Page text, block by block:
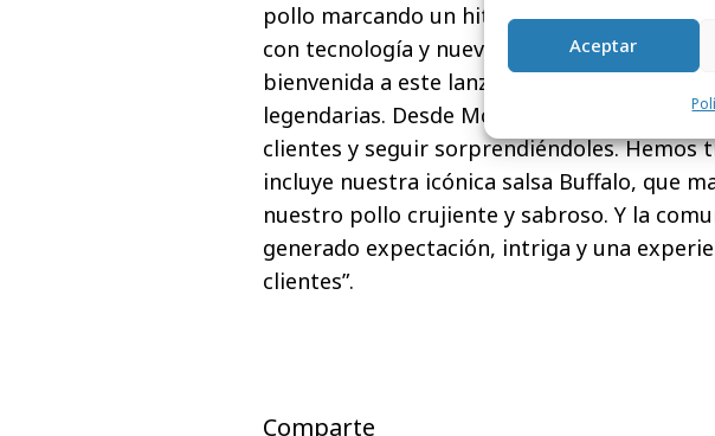
Aceptar
pollo marcando un hito en nuestro menú.
con tecnología y nuevos formatos
bienvenida a este lanzamiento que está a la
legendarias. Desde McDonald’s buscamos
clientes y seguir sorprendiéndoles. Hemos
incluye nuestra icónica salsa Buffalo, que
nuestro pollo crujiente y sabroso. Y la
generado expectación, intriga y una
clientes”.
Comparte